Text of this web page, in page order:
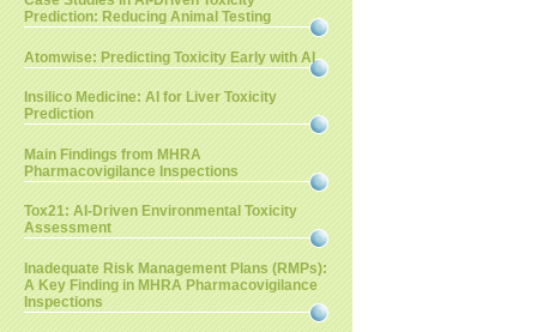
Prediction: Reducing Animal Testing
Atomwise: Predicting Toxicity Early with AI
Insilico Medicine: AI for Liver Toxicity
Prediction
Main Findings from MHRA
Pharmacovigilance Inspections
Tox21: AI-Driven Environmental Toxicity
Assessment
Inadequate Risk Management Plans (RMPs):
A Key Finding in MHRA Pharmacovigilance
Inspections